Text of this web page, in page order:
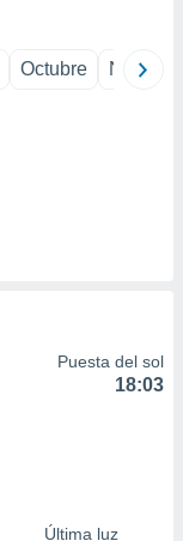
Octubre
Puesta del sol
18:03
Última luz